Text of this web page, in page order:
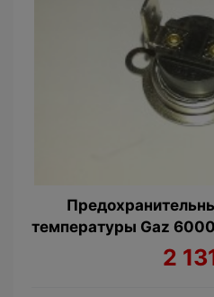
температуры Gaz
2